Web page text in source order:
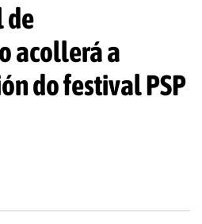
de
acollerá a
do festival PSP